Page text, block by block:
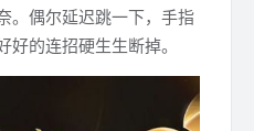
。偶尔延迟跳一下，手指
的连招硬生生断掉。